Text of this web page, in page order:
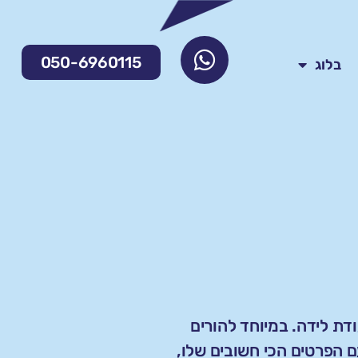
בלוג 050-6960115
לידה. במיוחד להורים
הפרטים הכי חשובים שלו,